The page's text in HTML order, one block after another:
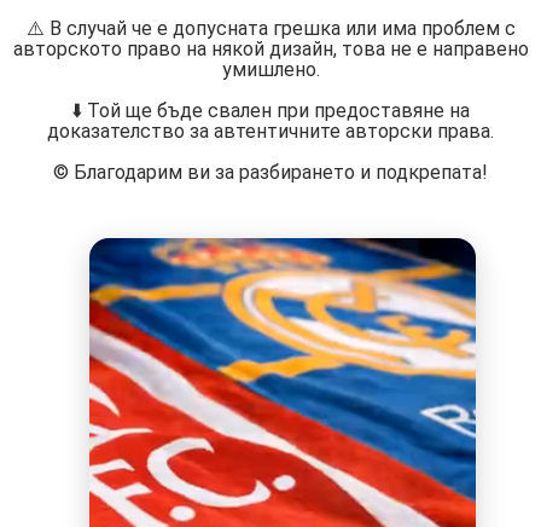
⚠️ В случай че е допусната грешка или има проблем с
авторското право на някой дизайн, това не е направено
умишлено.
⬇️ Той ще бъде свален при предоставяне на
доказателство за автентичните авторски права.
©️ Благодарим ви за разбирането и подкрепата!